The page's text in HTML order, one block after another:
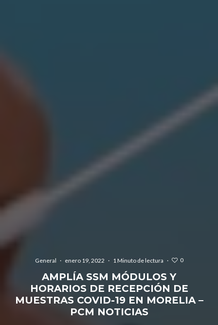
General · enero 19, 2022 · 1 Minuto de lectura · 0
AMPLÍA SSM MÓDULOS Y
HORARIOS DE RECEPCIÓN DE
MUESTRAS COVID-19 EN MORELIA –
PCM NOTICIAS